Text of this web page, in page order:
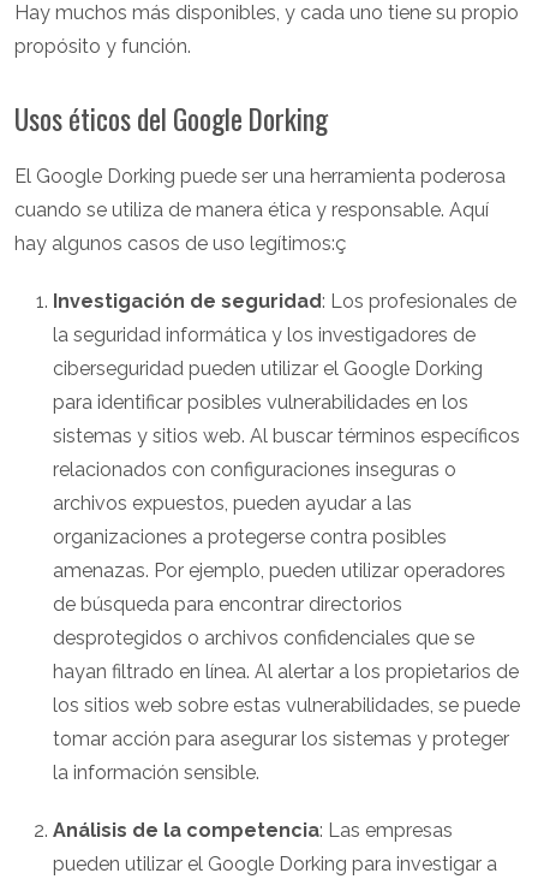
Hay muchos más disponibles, y cada uno tiene su propio
propósito y función.
Usos éticos del Google Dorking
El Google Dorking puede ser una herramienta poderosa
cuando se utiliza de manera ética y responsable. Aquí
hay algunos casos de uso legítimos:ç
Investigación de seguridad: Los profesionales de
la seguridad informática y los investigadores de
ciberseguridad pueden utilizar el Google Dorking
para identificar posibles vulnerabilidades en los
sistemas y sitios web. Al buscar términos específicos
relacionados con configuraciones inseguras o
archivos expuestos, pueden ayudar a las
organizaciones a protegerse contra posibles
amenazas. Por ejemplo, pueden utilizar operadores
de búsqueda para encontrar directorios
desprotegidos o archivos confidenciales que se
hayan filtrado en línea. Al alertar a los propietarios de
los sitios web sobre estas vulnerabilidades, se puede
tomar acción para asegurar los sistemas y proteger
la información sensible.
Análisis de la competencia: Las empresas
pueden utilizar el Google Dorking para investigar a